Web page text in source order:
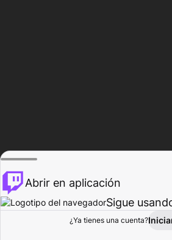
Explorar
Abrir en aplicación
Sigue
¿Ya tienes una cuenta?